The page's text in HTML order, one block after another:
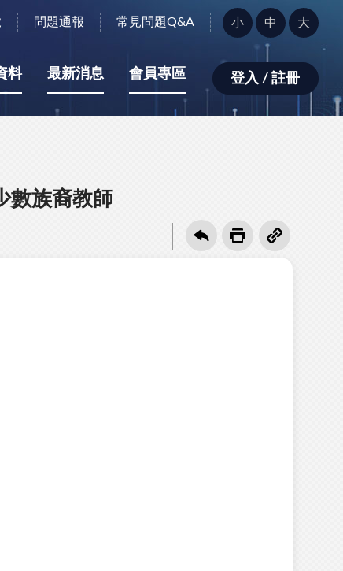
問題通報 常見問題Q&A
字
型
小：
小 中 大
料 最新消息 會員專區 登入 / 註冊
數族裔教師